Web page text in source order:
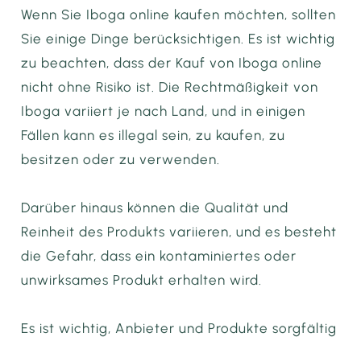
Wenn Sie Iboga online kaufen möchten, sollten
Sie einige Dinge berücksichtigen. Es ist wichtig
zu beachten, dass der Kauf von Iboga online
nicht ohne Risiko ist. Die Rechtmäßigkeit von
Iboga variiert je nach Land, und in einigen
Fällen kann es illegal sein, zu kaufen, zu
besitzen oder zu verwenden.
Darüber hinaus können die Qualität und
Reinheit des Produkts variieren, und es besteht
die Gefahr, dass ein kontaminiertes oder
unwirksames Produkt erhalten wird.
Es ist wichtig, Anbieter und Produkte sorgfältig